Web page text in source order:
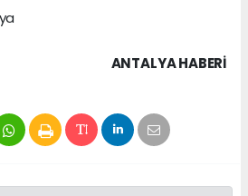
ANTALYA HABERİ